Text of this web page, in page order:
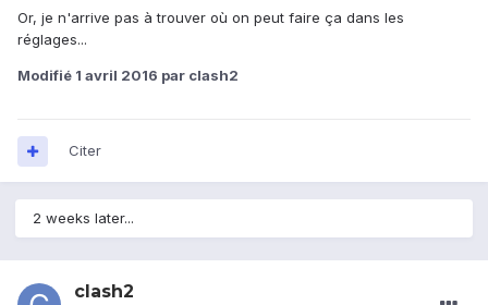
Or, je n'arrive pas à trouver où on peut faire ça dans les
réglages...
Modifié 1 avril 2016 par clash2
Citer
2 weeks later...
clash2